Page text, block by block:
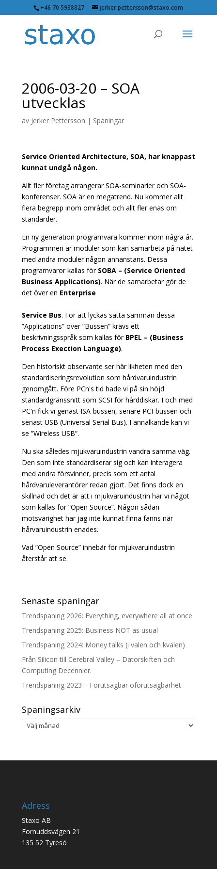
+46 70 5938827 jerker.pettersson@staxo.com
2006-03-20 – SOA
utvecklas
av Jerker Pettersson | Spaningar
Service Oriented Architecture, SOA, har knappast
kunnat undgå någon.
Allt fler företag arrangerar SOA-seminarier och SOA-
konferenser. SOA är en megatrend. Nu kommer allt
flera begrepp inom området och allt fler enas om
standarder.
En ny generation programvara kommer inom några år.
Programmen är moduler som kan samarbeta på nätet
med andra moduler någon annanstans. Dessa
programvaror kallas för SOBA – (Service Oriented
Business Applications). När de samarbetar gör de
det över en Enterprise
Service Bus. För att lyckas sätta samman dessa
”Applications” över ”Bussen” krävs ett
beskrivningsspråk som kallas för BPEL – (Business
Process Exection Language).
Den historiskt observante ser här likheten med den
standardiseringsrevolution som hårdvaruindustrin
genomgått. Före PCn's tid hade vi på sin höjd
standardgränssnitt som SCSI för hårddiskar. I och med
PC'n fick vi genast ISA-bussen, senare PCI-bussen och
senast USB (Universal Serial Bus). I annalkande kan vi
se ”Wireless USB”.
Nu ska således mjukvaruindustrin vandra samma väg.
Den som inte standardiserar sig och kan interagera
med andra försvinner, precis som ett antal
hårdvaruleverantörer redan gjort. Det finns dock en
skillnad och det är att i mjukvaruindustrin har vi något
som kallas för ”Open Source”. Någon sådan
motsvarighet har jag inte kunnat finna fanns när
hårvaruindustrin enades.
Vad ”Open Source” innebär för mjukvaruindustrin
återstår att se.
Senaste spaningar
Trendspaning 2026: Everything, everywhere all at once
Trendspaning 2025: Business NOT as usual
Trendspaning 2024: Money talks (i valen och kvalen)
Från Silicon till Cerebral Valley – Datorskiften och
Computing Decennier.
Trendspaning 2023 – Förutsägbar oförutsägbarhet
Spaningsarkiv
Spaningsarkiv
Adress
Staxo AB
Fornuddsvägen 21
135 52 Tyresö